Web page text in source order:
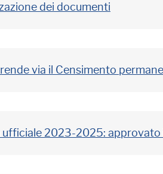
dei documenti
via il Censimento
2023-2025: